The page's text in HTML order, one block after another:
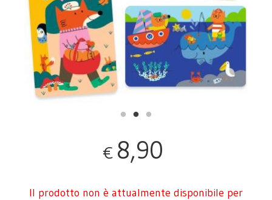
€ 8,90
Il prodotto non è attualmente disponibile per